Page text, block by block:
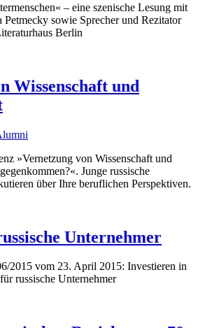
– eine szenische Lesung mit
Petmecky sowie Sprecher und Rezitator
Berlin
Wissenschaft und
»Vernetzung von Wissenschaft und
Junge russische
über Ihre beruflichen Perspektiven.
Unternehmer
2015 vom 23. April 2015: Investieren in
russische Unternehmer